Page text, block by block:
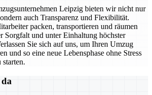
Leipzig bieten wir nicht nur
auch Transparenz und Flexibilität.
packen, transportieren und räumen
Sorgfalt und unter Einhaltung höchster
Sie sich auf uns, um Ihren Umzug
und so eine neue Lebensphase ohne Stress